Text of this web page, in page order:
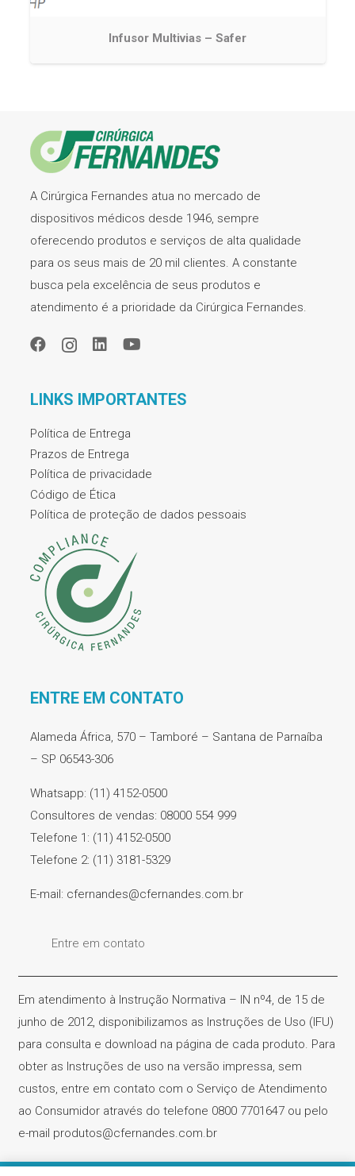
Infusor Multivias – Safer
A Cirúrgica Fernandes atua no mercado de
dispositivos médicos desde 1946, sempre
oferecendo produtos e serviços de alta qualidade
para os seus mais de 20 mil clientes. A constante
busca pela excelência de seus produtos e
atendimento é a prioridade da Cirúrgica Fernandes.
LINKS IMPORTANTES
Política de Entrega
Prazos de Entrega
Política de privacidade
Código de Ética
Política de proteção de dados pessoais
ENTRE EM CONTATO
Alameda África, 570 – Tamboré – Santana de Parnaíba
– SP 06543-306
Whatsapp: (11) 4152-0500
Consultores de vendas: 08000 554 999
Telefone 1: (11) 4152-0500
Telefone 2: (11) 3181-5329
E-mail: cfernandes@cfernandes.com.br
Entre em contato
Em atendimento à Instrução Normativa – IN nº4, de 15 de
junho de 2012, disponibilizamos as Instruções de Uso (IFU)
para consulta e download na página de cada produto. Para
obter as Instruções de uso na versão impressa, sem
custos, entre em contato com o Serviço de Atendimento
ao Consumidor através do telefone 0800 7701647 ou pelo
e-mail produtos@cfernandes.com.br